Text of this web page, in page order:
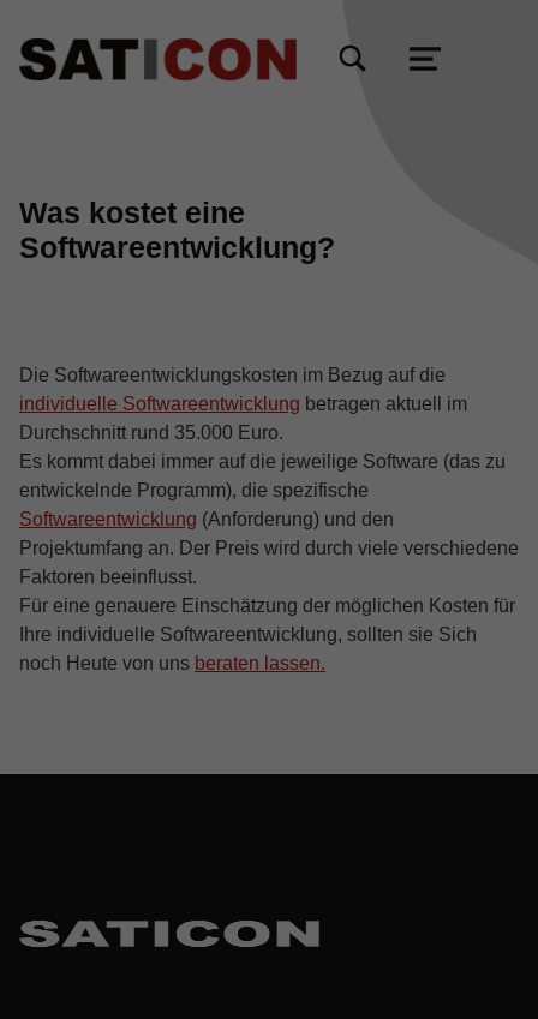
TOGGLE SEARCH FORM MODAL BOX
MENU
Was kostet eine
Softwareentwicklung?
Die Softwareentwicklungskosten im Bezug auf die
individuelle Softwareentwicklung betragen aktuell im
Durchschnitt rund 35.000 Euro.
Es kommt dabei immer auf die jeweilige Software (das zu
entwickelnde Programm), die spezifische
Softwareentwicklung (Anforderung) und den
Projektumfang an. Der Preis wird durch viele verschiedene
Faktoren beeinflusst.
Für eine genauere Einschätzung der möglichen Kosten für
Ihre individuelle Softwareentwicklung, sollten sie Sich
noch Heute von uns beraten lassen.